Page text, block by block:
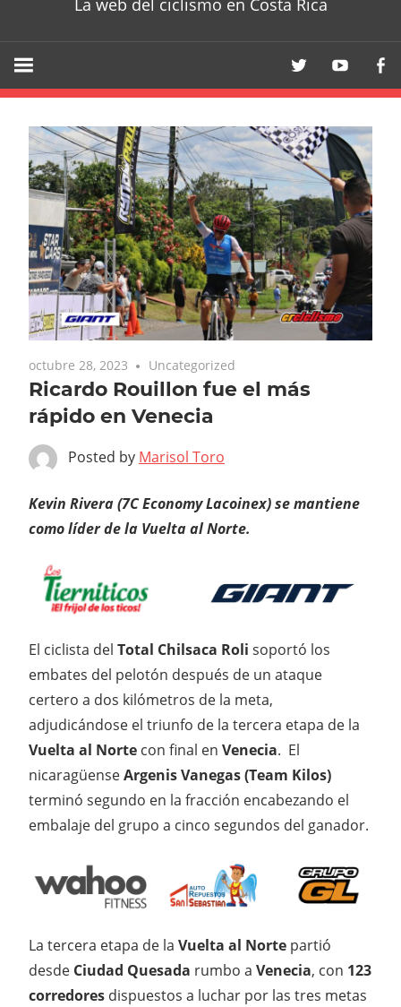
La web del ciclismo en Costa Rica
octubre 28, 2023 Uncategorized
Ricardo Rouillon fue el más
rápido en Venecia
Posted by Marisol Toro
Kevin Rivera (7C Economy Lacoinex) se mantiene
como líder de la Vuelta al Norte.
El ciclista del Total Chilsaca Roli soportó los
embates del pelotón después de un ataque
certero a dos kilómetros de la meta,
adjudicándose el triunfo de la tercera etapa de la
Vuelta al Norte con final en Venecia. El
nicaragüenseArgenis Vanegas (Team Kilos)
terminó segundo en la fracción encabezando el
embalaje del grupo a cinco segundos del ganador.
La tercera etapa de la Vuelta al Norte partió
desde Ciudad Quesada rumbo a Venecia, con 123
corredores dispuestos a luchar por las tres metas